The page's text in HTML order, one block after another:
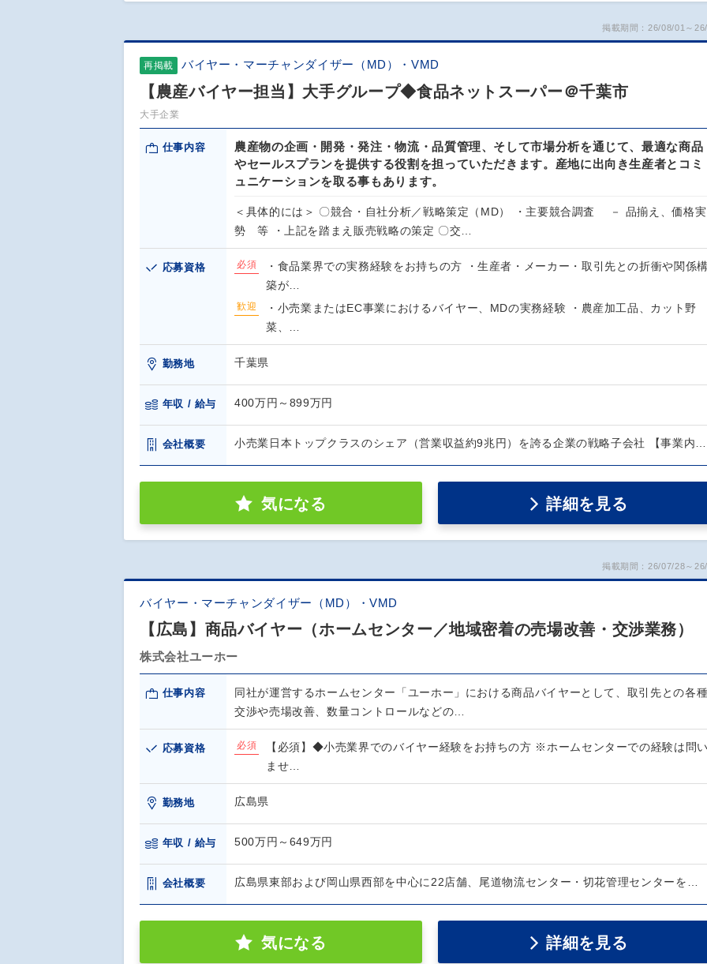
掲載期間：26/08/01～
再掲載 バイヤー・マーチャンダイザー（MD）・VMD
【農産バイヤー担当】大手グループ◆食品ネットスーパー＠千葉市
大手企業
仕事内容
農産物の企画・開発・発注・物流・品質管理、そして市場分析を通じて、最適な商品
やセールスプランを提供する役割を担っていただきます。産地に出向き生産者とコミ
ュニケーションを取る事もあります。
＜具体的には＞ 〇競合・自社分析／戦略策定（MD） ・主要競合調査 － 品揃え、価格実
勢 等 ・上記を踏まえ販売戦略の策定 〇交…
応募資格 必須
・食品業界での実務経験をお持ちの方 ・生産者・メーカー・取引先との折衝や関係
築が…
歓迎
・小売業またはEC事業におけるバイヤー、MDの実務経験 ・農産加工品、カット野
菜、…
勤務地 千葉県
年収 / 給与 400万円～899万円
会社概要 小売業日本トップクラスのシェア（営業収益約9兆円）を誇る企業の戦略子会社 【事業内…
気になる 詳細を見る
掲載期間：26/07/28～
バイヤー・マーチャンダイザー（MD）・VMD
【広島】商品バイヤー（ホームセンター／地域密着の売場改善・交渉業務）
株式会社ユーホー
仕事内容
同社が運営するホームセンター「ユーホー」における商品バイヤーとして、取引先との各
交渉や売場改善、数量コントロールなどの…
応募資格 必須
【必須】◆小売業界でのバイヤー経験をお持ちの方 ※ホームセンターでの経験は問
ませ…
勤務地 広島県
年収 / 給与 500万円～649万円
会社概要 広島県東部および岡山県西部を中心に22店舗、尾道物流センター・切花管理センターを…
気になる 詳細を見る